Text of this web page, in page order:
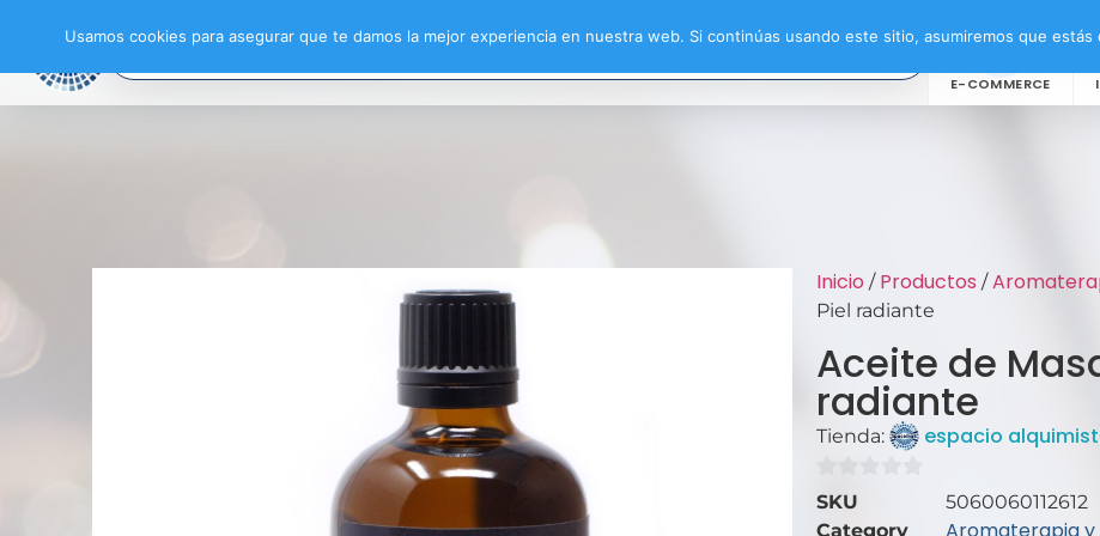
E-COMMERCE
Inicio / Productos /
Piel radiante
Aceite de
radiante
Tienda: espacio
0
de
SKU
5060060112612
Category
Aromaterapia
Usamos cookies para asegurar que te damos la mejor experiencia en nuestra web. Si continúas usando este sitio, asumiremos que estás